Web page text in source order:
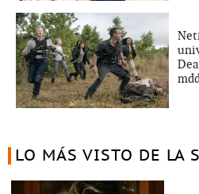
LO MÁS VISTO DE LA